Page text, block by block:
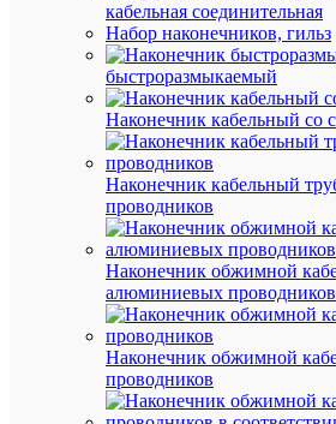
кабельная соединительная
Набор наконечников, гильз
быстроразмыкаемый
Наконечник кабельный со
Наконечник кабельный
проводников
Наконечник обжимной
алюминиевых проводников
Наконечник обжимной
проводников